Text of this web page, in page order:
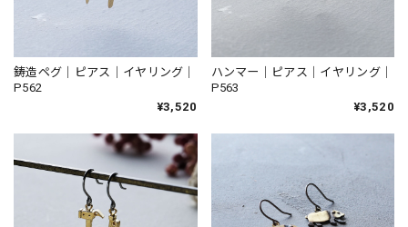
鋳造ペグ｜ピアス｜イヤリング｜
P562
¥3,520
ハンマー｜ピアス｜イヤリング｜
P563
¥3,520